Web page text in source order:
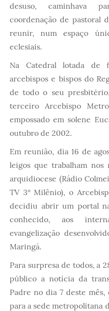
desuso, caminhava
coordenação de pastoral
reunir, num espaço
eclesiais.
Na Catedral lotada de
arcebispos e bispos do
de todo o seu
terceiro Arcebispo
empossado em solene
outubro de 2002.
Em reunião, dia 16 de
leigos que trabalham nos
arquidiocese (Rádio
TV 3° Milênio), o
decidiu abrir um portal
conhecido, aos
evangelização
Maringá.
Para surpresa de todos, a
público a notícia da
Padre no dia 7 deste mês,
para a sede metropolitana